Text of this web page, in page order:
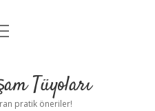
Tüyoları
pratik öneriler!